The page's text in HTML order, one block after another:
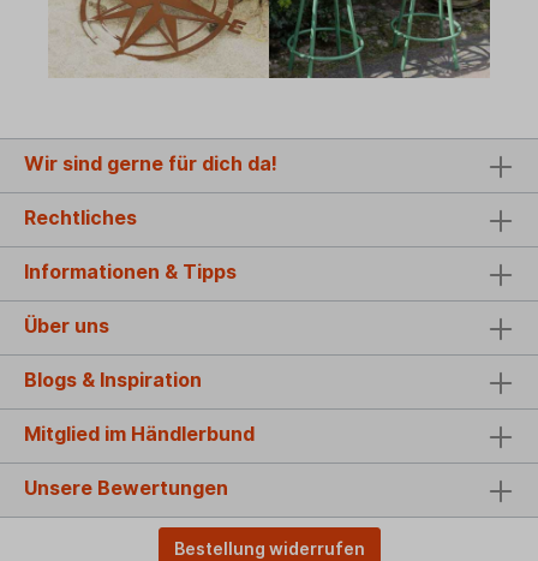
Wir sind gerne für dich da!
Rechtliches
Informationen & Tipps
Über uns
Blogs & Inspiration
Mitglied im Händlerbund
Unsere Bewertungen
Bestellung widerrufen